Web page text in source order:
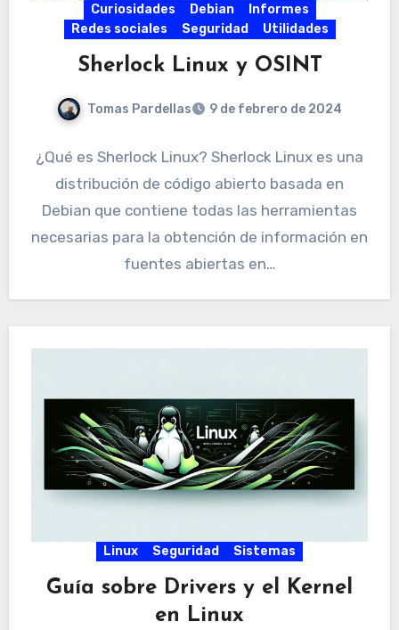
Curiosidades Debian
Informes
Redes sociales
Seguridad Utilidades
Sherlock Linux y OSINT
Tomas Pardellas 9 de febrero de 2024
¿Qué es Sherlock Linux? Sherlock Linux es una
distribución de código abierto basada en
Debian que contiene todas las herramientas
necesarias para la obtención de información en
fuentes abiertas en…
Linux Seguridad Sistemas
Guía sobre Drivers y el Kernel
en Linux